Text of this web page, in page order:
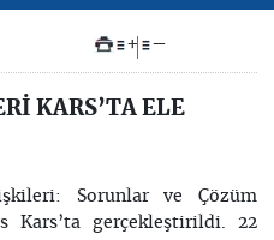
+ –
KARS’TA ELE
Sorunlar ve Çözüm
Kars’ta gerçekleştirildi. 22